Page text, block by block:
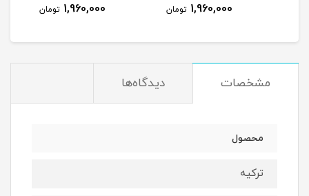
1,960,000 تومان 1,960,000 تومان
مشخصات دیدگاه‌ها
محصول
ترکیه